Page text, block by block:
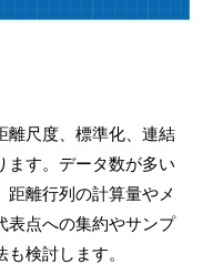
離尺度、標準化、連結
ます。データ数が多い
距離行列の計算量やメ
表点への集約やサンプ
検討します。